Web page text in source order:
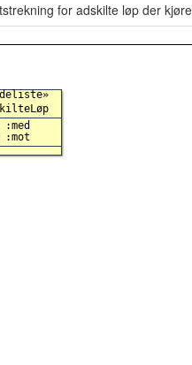
for adskilte løp der